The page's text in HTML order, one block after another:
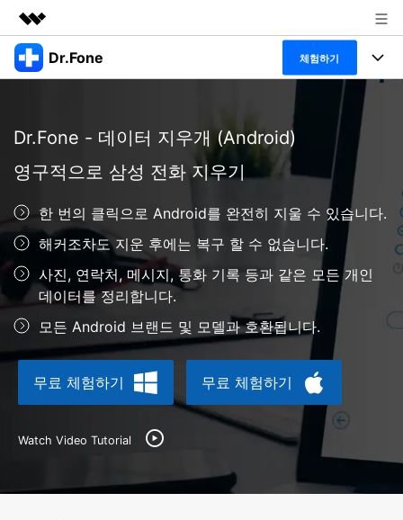
주요 제품
개요
솔루션
회사 소개
플랜 및 가격
도움말 센터
Dr.Fone 체험하기
특징
Dr.Fone Basic
폴 툴킷 보기 >
프로그램
모바일
온라인
더 보기
닥터폰 하이라이트 살펴보기
사용 방법은 무엇입니까?
고객 지원 센터
리소스
공식 설치 파일 및 최신 버전 업데이트를 제공
합니다.
리소스 허브
🔓️온라인 잠금 해제
iOS26 다운그레이드
무료 다운로드 로그인
Dr.Fone - 데이터 지우개 (Android)
영구적으로 삼성 전화 지우기
한 번의 클릭으로 Android를 완전히 지울 수 있습니다.
해커조차도 지운 후에는 복구 할 수 없습니다.
사진, 연락처, 메시지, 통화 기록 등과 같은 모든 개인
데이터를 정리합니다.
모든 Android 브랜드 및 모델과 호환됩니다.
무료 체험하기 무료 체험하기
Watch Video Tutorial